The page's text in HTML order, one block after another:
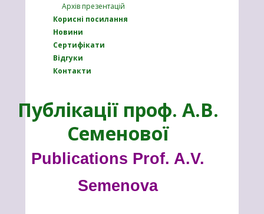
Архів презентацій
Корисні посилання
Новини
Сертифікати
Відгуки
Контакти
Публікації проф. А.В.
Семенової
Publications Prof. A.V.
Semenova